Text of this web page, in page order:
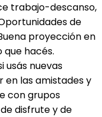
trabajo-descanso,
de
proyección en
hacés.
usás nuevas
en las amistades y
con grupos
disfrute y de